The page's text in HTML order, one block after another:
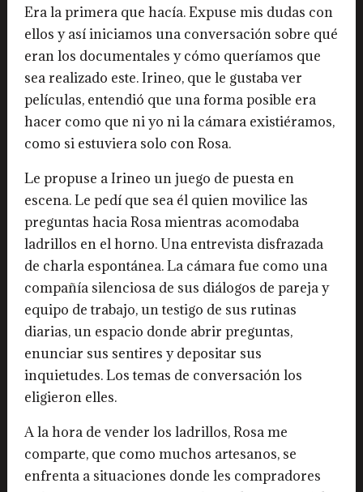
Era la primera que hacía. Expuse mis dudas con
ellos y así iniciamos una conversación sobre qué
eran los documentales y cómo queríamos que
sea realizado este. Irineo, que le gustaba ver
películas, entendió que una forma posible era
hacer como que ni yo ni la cámara existiéramos,
como si estuviera solo con Rosa.
Le propuse a Irineo un juego de puesta en
escena. Le pedí que sea él quien movilice las
preguntas hacia Rosa mientras acomodaba
ladrillos en el horno. Una entrevista disfrazada
de charla espontánea. La cámara fue como una
compañía silenciosa de sus diálogos de pareja y
equipo de trabajo, un testigo de sus rutinas
diarias, un espacio donde abrir preguntas,
enunciar sus sentires y depositar sus
inquietudes. Los temas de conversación los
eligieron elles.
A la hora de vender los ladrillos, Rosa me
comparte, que como muchos artesanos, se
enfrenta a situaciones donde les compradores